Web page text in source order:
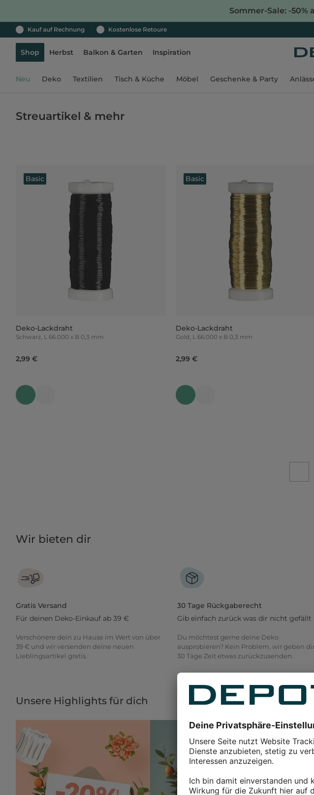
Sommer-Sale: -50%
Kauf auf Rechnung Kostenlose Retoure
Shop Herbst Balkon & Garten Inspiration
Neu Deko Textilien Tisch & Küche Möbel Geschenke & Party
Streuartikel & mehr
Deko-Lackdraht
Schwarz, L 66.000 x B 0,3 mm
2,99 €
Basic
Deko-Lackdraht
Gold, L 66.000 x B 0,3 mm
2,99 €
Basic
Wir bieten dir
Gratis Versand
Für deinen Deko-Einkauf ab 39 €
Verschönere dein zu Hause im Wert von über
39 € und wir versenden deine neuen
Lieblingsartikel gratis.
30 Tage Rückgaberecht
Gib einfach zurück was dir nicht gefällt
Du möchtest gerne deine Deko
ausprobieren? Kein Problem, wir geben
30 Tage Zeit etwas zurückzusenden.
Unsere Highlights für dich